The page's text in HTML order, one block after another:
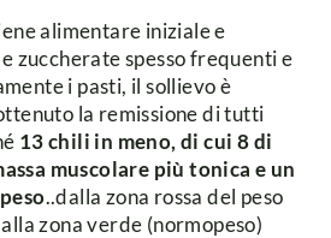
alimentare iniziale e
zuccherate spesso frequenti e
i pasti, il sollievo è
la remissione di tutti
13 chili in meno, di cui 8 di
muscolare più tonica e un
..dalla zona rossa del peso
zona verde (normopeso)